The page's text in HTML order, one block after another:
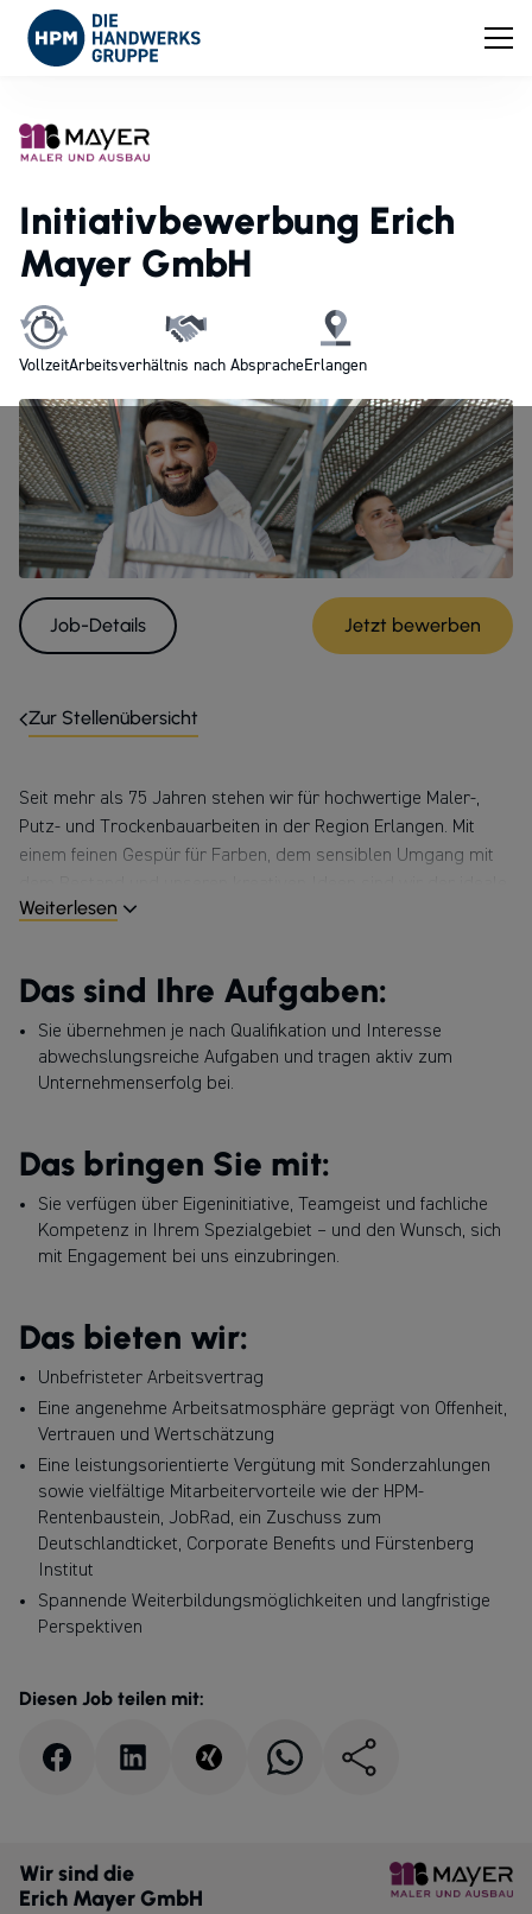
Initiativbewerbung Erich
Mayer GmbH
VollzeitArbeitsverhältnis nach AbspracheErlangen
Job-Details Jetzt bewerben
Zur Stellenübersicht
Seit mehr als 75 Jahren stehen wir für hochwertige Maler-,
Putz- und Trockenbauarbeiten in der Region Erlangen. Mit
einem feinen Gespür für Farben, dem sensiblen Umgang mit
Partner beim Gestalten und Sanieren. Unser Team aus 30
arbeiten unter dem Dach der HPM Die Handwerksgruppe, einer
1989 gegründeten familiengeführten Unternehmensgruppe,
mit über 160 erstklassigen und lokal verankerten Handwerks-
betrieben in Deutschland und Österreich.
Weiterlesen
Das sind Ihre Aufgaben:
Sie übernehmen je nach Qualifikation und Interesse
abwechslungsreiche Aufgaben und tragen aktiv zum
Unternehmenserfolg bei.
Das bringen Sie mit:
Sie verfügen über Eigeninitiative, Teamgeist und fachliche
Kompetenz in Ihrem Spezialgebiet – und den Wunsch, sich
mit Engagement bei uns einzubringen.
Das bieten wir:
Unbefristeter Arbeitsvertrag
Eine angenehme Arbeitsatmosphäre geprägt von Offenheit,
Vertrauen und Wertschätzung
Eine leistungsorientierte Vergütung mit Sonderzahlungen
sowie vielfältige Mitarbeitervorteile wie der HPM-
Rentenbaustein, JobRad, ein Zuschuss zum
Deutschlandticket, Corporate Benefits und Fürstenberg
Institut
Spannende Weiterbildungsmöglichkeiten und langfristige
Perspektiven
Diesen Job teilen mit:
Wir sind die
Erich Mayer GmbH